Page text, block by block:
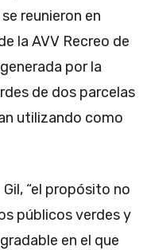
reunieron en
la AVV Recreo de
por la
de dos parcelas
utilizando como
“el propósito no
públicos verdes y
en el que